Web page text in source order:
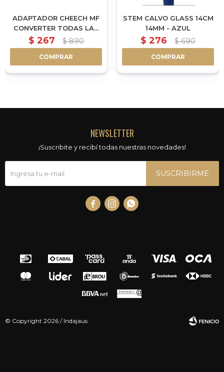
ADAPTADOR CHEECH MF
CONVERTER TODAS LAS
MEDIDAS
$ 267 $ 890
COMPRAR
STEM CALVO GLASS 14CM
14MM - AZUL
$ 276 $ 690
COMPRAR
NEWSLETTER
¡Suscribite y recibí todas nuestras novedades!
SUSCRIBIRME
  
© Copyright 2026 / Indajaus